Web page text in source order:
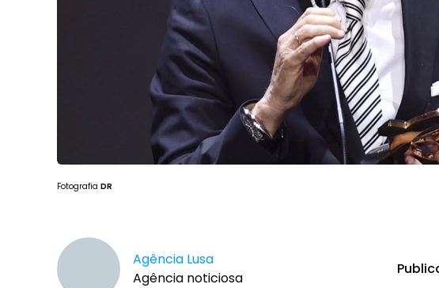
Fotografia DR
Agência Lusa
Agência noticiosa